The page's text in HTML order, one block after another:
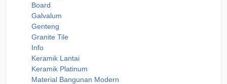
Board
Galvalum
Genteng
Granite Tile
Info
Keramik Lantai
Keramik Platinum
Material Bangunan Modern